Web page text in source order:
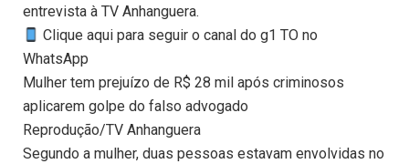
entrevista à TV Anhanguera.
Clique aqui para seguir o canal do g1 TO no
WhatsApp
Mulher tem prejuízo de R$ 28 mil após criminosos
aplicarem golpe do falso advogado
Reprodução/TV Anhanguera
Segundo a mulher, duas pessoas estavam envolvidas no